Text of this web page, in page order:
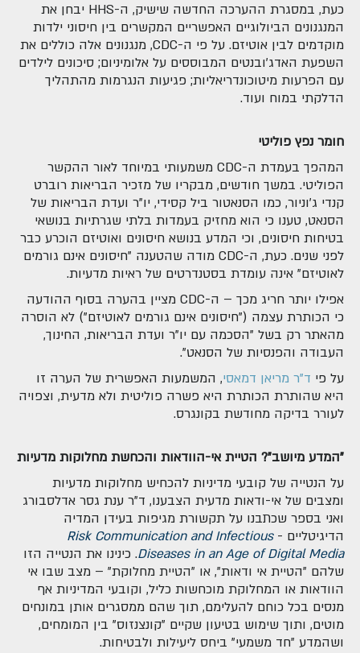
כעת, במסגרת ההערכה החדשה שישיק, ה-HHS יבחן את
המנגנונים הביולוגיים האפשריים המקשרים בין חיסוני ילדות
מוקדמים לבין אוטיזם. על פי ה-CDC, מנגנונים אלה כוללים את
השפעת האדג'ובנטים המבוססים על אלומיניום; סיכונים לילדים
עם הפרעות מיטוכונדריאליות; פגיעות הנגרמות מהתהליך
הדלקתי במוח ועוד.
חומר נפץ פוליטי
המהפך בעמדת ה-CDC משמעותי במיוחד לאור ההקשר
הפוליטי. במשך חודשים, מבקריו של מזכיר הבריאות רוברט
קנדי ג'וניור, כמו הסנאטור ביל קסידי, יו"ר ועדת הבריאות של
הסנאט, טענו כי הוא מחזיק בעמדות בלתי שגרתיות בנושאי
בטיחות חיסונים, וכי המדע בנושא חיסונים ואוטיזם הוכרע כבר
לפני שנים. כעת, ה-CDC מודה שהטענה "חיסונים אינם גורמים
לאוטיזם" אינה עומדת בסטנדרטים של ראיות מדעיות.
אפילו יותר חריג מכך – ה-CDC מציין בהערה בסוף ההודעה
כי הכותרת עצמה ("חיסונים אינם גורמים לאוטיזם") לא הוסרה
מהאתר רק בשל "הסכמה עם יו"ר ועדת הבריאות, החינוך,
העבודה והפנסיות של הסנאט".
על פי ד"ר מריאן דמאסי, המשמעות האפשרית של הערה זו
היא שהותרת הכותרת היא פשרה פוליטית ולא מדעית, וצפויה
לעורר בדיקה מחודשת בקונגרס.
"המדע מיושב"? הטיית אי-הוודאות והכחשת מחלוקות מדעיות
על הנטייה של קובעי מדיניות להכחיש מחלוקות מדעיות
ומצבים של אי-ודאות מדעית הצבענו, ד"ר ענת גסר אדלסבורג
ואני בספר שכתבנו על תקשורת מגיפות בעידן המדיה
הדיגיטליים -Risk Communication and Infectious
Diseases in an Age of Digital Media. כינינו את הנטייה הזו
שלהם "הטיית אי ודאות", או "הטיית מחלוקת" – מצב שבו אי
הוודאות או המחלוקת מוכחשות כליל, וקובעי המדיניות אף
מנסים בכל כוחם להעלימם, תוך שהם ממסגרים אותן במונחים
מוטים, ותוך שימוש בטיעון שקיים "קונצנזוס" בין המומחים,
ושהמדע "חד משמעי" ביחס ליעילות ולבטיחות.